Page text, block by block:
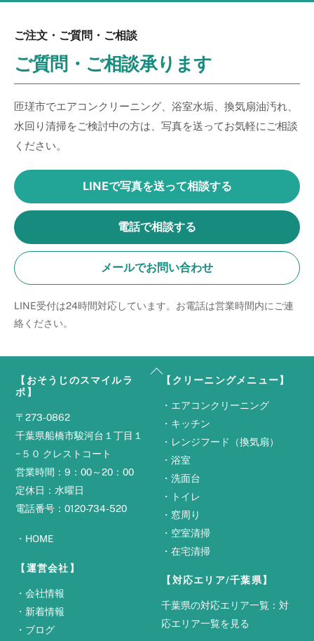
ご注文・ご質問・ご相談
ご質問・ご相談承ります
匝瑳市でエアコンクリーニング、浴室水垢、換気扇油汚れ、
水回り清掃をご検討中の方は、写真を送ってお気軽にご相談
ください。
LINEで写真を送って相談する
電話で相談する
メールでお問い合わせ
LINE受付は24時間対応しています。お電話は営業時間内にご連
絡ください。
Back
To
Top
【おそうじのスマイルラ
ボ】
〒273-0862
千葉県船橋市駿河台１丁目１
−５０ クレストコート
営業時間：9：00～20：00
定休日：水曜日
電話番号：0120-734-520
・ HOME
【運営会社】
・会社情報
・ 新着情報
・ ブログ
【クリーニングメニュー】
・ エアコンクリーニング
・ キッチン
・ レンジフード（換気扇）
・浴室
・洗面台
・
トイレ
・ 窓周り
・ 空室清掃
・在宅清掃
【対応エリア/千葉県】
千葉県の対応エリア一覧：対
応エリア一覧を見る